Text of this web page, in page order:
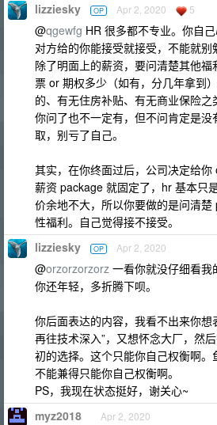
lizziesky OP Apr 2, 2020 5
@qgewfg HR 很多都不专业。你自
对方给的你能接受就接受，不能就别
除了明面上的薪资，要问清楚其他
票 or 期权多少（如有，分几年拿到
的、有无住房补贴、有无商业保险之
你问了也不一定有，但不问肯定是
取，别亏了自己。
其实，在你终面过后，公司决定给
薪资 package 就固定了，hr 基本只
价余地不大，所以你要做的是问清
性福利。自己觉得接不接受。
lizziesky OP Apr 2, 2020
@orzorzorzorz 一看你就没仔细看我
你还年轻，多折腾下呗。
你后面表达的内容，我看不出来你想
再往技术深入”，又想怀念大厂，然
初的选择。这个只能你自己权衡啊
不能兼得只能你自己权衡啊。
PS，我现在状态挺好，谢关心~
myz2018 Apr 2, 2020